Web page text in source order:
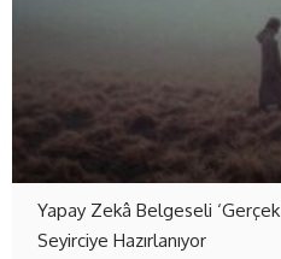
Yapay Zekâ Belgeseli
Seyirciye Hazırlanıyor